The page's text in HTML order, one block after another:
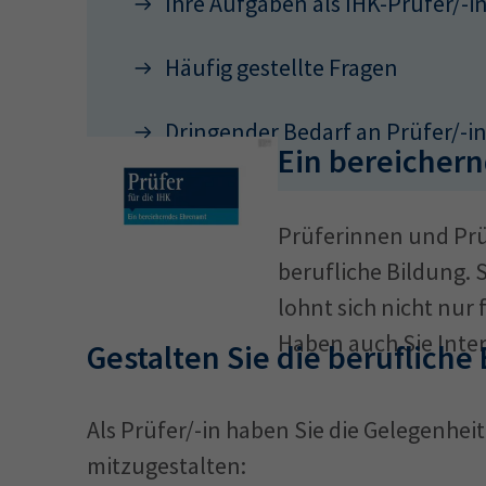
Häufig gestellte Fragen
Dringender Bedarf an Prüfer/-
Ein
Prüferinnen und
berufliche Bildung.
lohnt sich nicht nur
Haben auch Sie
(YouTube)
Gestalten Sie die
Als Prüfer/-in haben Sie die
mitzugestalten: